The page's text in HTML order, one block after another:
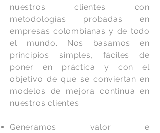
nuestros clientes con
metodologías probadas en
empresas colombianas y de todo
el mundo. Nos basamos en
principios simples, fáciles de
poner en práctica y con el
objetivo de que se conviertan en
modelos de mejora continua en
nuestros clientes.
Generamos valor e